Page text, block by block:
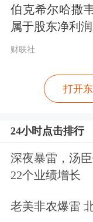
多持仓升至
货席位空头
手，净空持
手；华泰期
空持仓升至
总体来看，
伯克希尔哈撒
属于股东净利
财联社
打开
24小时点击排行
深夜暴雷，汤
22个业绩增长
老美非农爆雷